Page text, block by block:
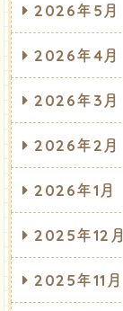
2026年5月
2026年4月
2026年3月
2026年2月
2026年1月
2025年12月
2025年11月